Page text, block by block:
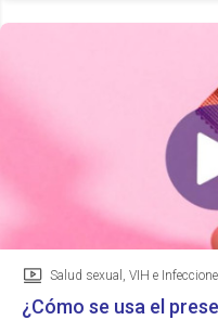
Vídeo
Salud sexual, VIH e
¿Cómo se usa el